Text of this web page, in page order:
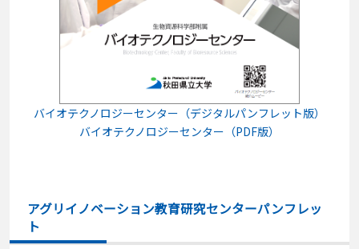
バイオテクノロジーセンター（デジタルパンフレット版）
バイオテクノロジーセンター（PDF版）
アグリイノベーション教育研究センターパンフレッ
ト